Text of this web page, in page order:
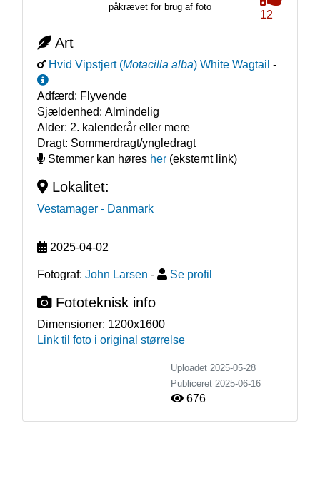
påkrævet for brug af foto
12
Art
Hvid Vipstjert (Motacilla alba) White Wagtail -
Adfærd: Flyvende
Sjældenhed: Almindelig
Alder: 2. kalenderår eller mere
Dragt: Sommerdragt/yngledragt
Stemmer kan høres her(eksternt link)
Lokalitet:
Vestamager - Danmark
2025-04-02
Fotograf: John Larsen - Se profil
Fototeknisk info
Dimensioner: 1200x1600
Link til foto i original størrelse
Uploadet 2025-05-28
Publiceret 2025-06-16
676